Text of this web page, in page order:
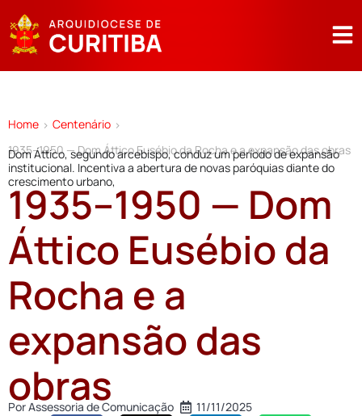
Home > Centenário >
1935–1950 — Dom Áttico Eusébio da Rocha e a expansão das obras
Dom Áttico, segundo arcebispo, conduz um período de expansão
institucional. Incentiva a abertura de novas paróquias diante do
crescimento urbano,
1935–1950 — Dom
Áttico Eusébio da
Rocha e a
expansão das
obras
PorAssessoria de Comunicação 11/11/2025